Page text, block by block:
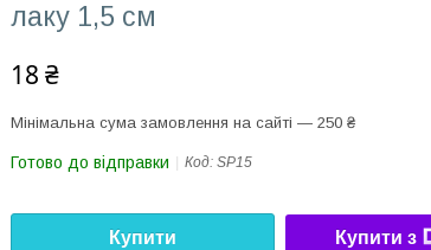
лаку 1,5 см
18 ₴
Мінімальна сума замовлення на сайті — 250 ₴
Готово до відправки Код: SP15
Купити Купити з